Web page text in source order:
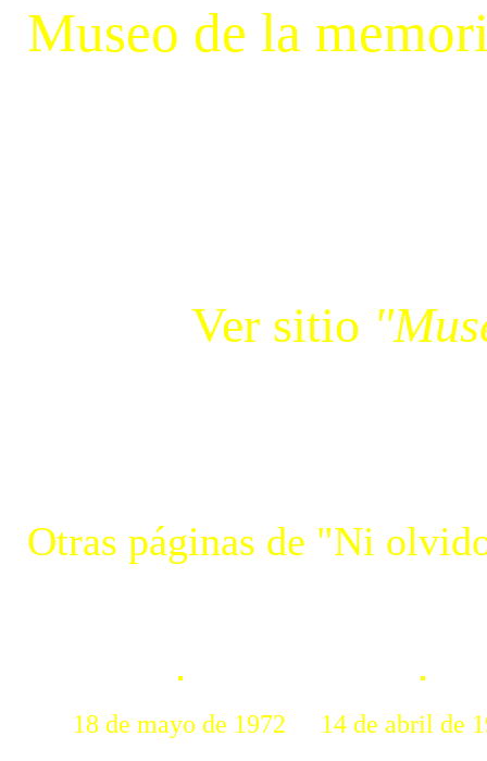
Museo de la
Ver sitio
Otras páginas de "Ni
18 de mayo de 1972 14 de abril de